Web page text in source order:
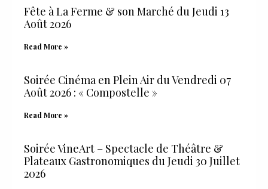
Fête à La Ferme & son Marché du Jeudi 13
Août 2026
Read More »
Soirée Cinéma en Plein Air du Vendredi 07
Août 2026 : « Compostelle »
Read More »
Soirée VineArt – Spectacle de Théâtre &
Plateaux Gastronomiques du Jeudi 30 Juillet
2026